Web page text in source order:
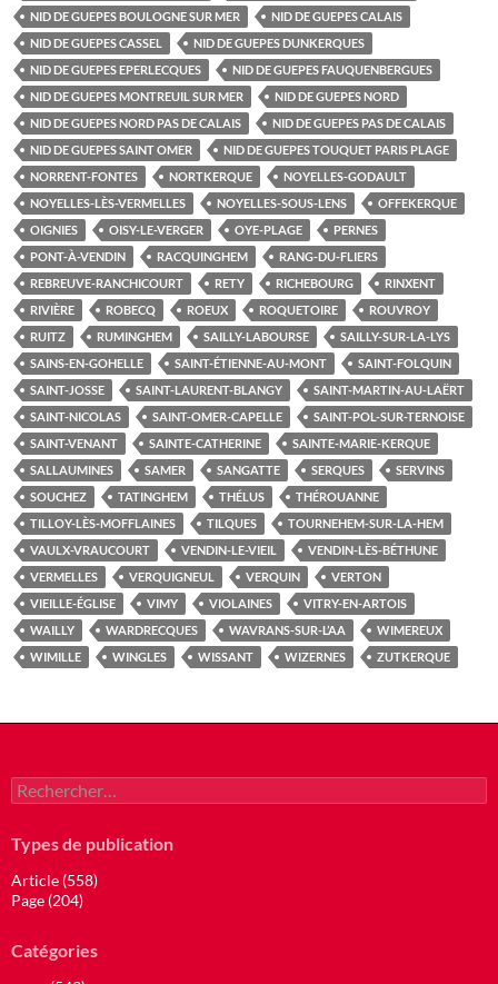
NID DE GUEPES BOULOGNE SUR MER
NID DE GUEPES CALAIS
NID DE GUEPES CASSEL
NID DE GUEPES DUNKERQUES
NID DE GUEPES EPERLECQUES
NID DE GUEPES FAUQUENBERGUES
NID DE GUEPES MONTREUIL SUR MER
NID DE GUEPES NORD
NID DE GUEPES NORD PAS DE CALAIS
NID DE GUEPES PAS DE CALAIS
NID DE GUEPES SAINT OMER
NID DE GUEPES TOUQUET PARIS PLAGE
NORRENT-FONTES
NORTKERQUE
NOYELLES-GODAULT
NOYELLES-LÈS-VERMELLES
NOYELLES-SOUS-LENS
OFFEKERQUE
OIGNIES
OISY-LE-VERGER OYE-PLAGE
PERNES
PONT-À-VENDIN
RACQUINGHEM
RANG-DU-FLIERS
REBREUVE-RANCHICOURT
RETY RICHEBOURG
RINXENT
RIVIÈRE
ROBECQ ROEUX ROQUETOIRE
ROUVROY
RUITZ
RUMINGHEM SAILLY-LABOURSE
SAILLY-SUR-LA-LYS
SAINS-EN-GOHELLE
SAINT-ÉTIENNE-AU-MONT
SAINT-FOLQUIN
SAINT-JOSSE
SAINT-LAURENT-BLANGY
SAINT-MARTIN-AU-LAËRT
SAINT-NICOLAS
SAINT-OMER-CAPELLE
SAINT-POL-SUR-TERNOISE
SAINT-VENANT
SAINTE-CATHERINE
SAINTE-MARIE-KERQUE
SALLAUMINES
SAMER SANGATTE SERQUES
SERVINS
SOUCHEZ
TATINGHEM THÉLUS
THÉROUANNE
TILLOY-LÈS-MOFFLAINES
TILQUES
TOURNEHEM-SUR-LA-HEM
VAULX-VRAUCOURT
VENDIN-LE-VIEIL
VENDIN-LÈS-BÉTHUNE
VERMELLES
VERQUIGNEUL VERQUIN
VERTON
VIEILLE-ÉGLISE
VIMY VIOLAINES
VITRY-EN-ARTOIS
WAILLY
WARDRECQUES WAVRANS-SUR-L’AA
WIMEREUX
WIMILLE
WINGLES WISSANT WIZERNES ZUTKERQUE
Rechercher :
Types de publication
Article (558)
Page (204)
Catégories